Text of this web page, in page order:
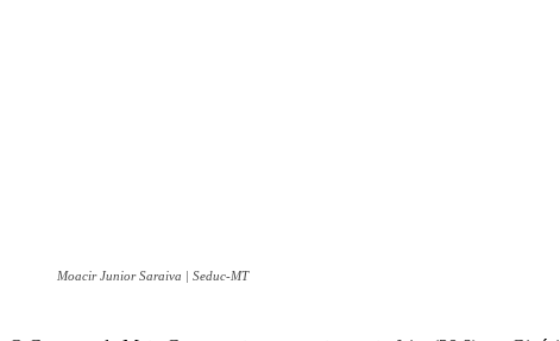
Moacir Junior Saraiva | Seduc-MT